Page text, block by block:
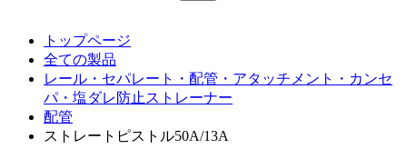
トップページ
全ての製品
レール・セパレート・配管・アタッチメント・カンセ
パ・塩ダレ防止ストレーナー
配管
ストレートピストル50A/13A